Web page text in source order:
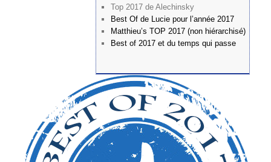
Top 2017 de Alechinsky
Best Of de Lucie pour l’année 2017
Matthieu’s TOP 2017 (non hiérarchisé)
Best of 2017 et du temps qui passe